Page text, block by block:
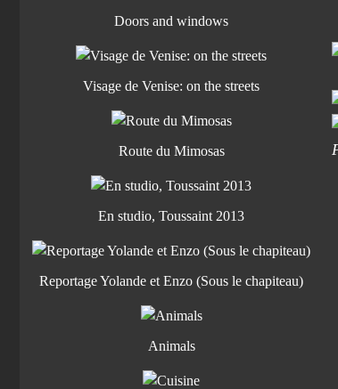
Doors and windows
Visage de Venise: on the streets
Route du Mimosas
En studio, Toussaint 2013
Reportage Yolande et Enzo (Sous le chapiteau)
Animals